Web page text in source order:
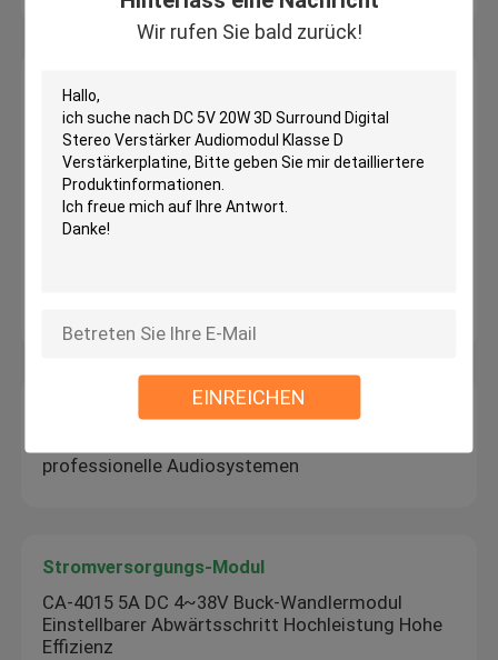
Wir rufen Sie bald zurück!
EINREICHEN
GSMSIM900 G/M drahtlose Daten Super-TC35I
des Entwicklungs-Brett-GPRS SMS
Modul-Mikro-SIM Card Core Quad Bands TTL
SIM800L GPRS G/M serielle Schnittstelle
Drahtloser Wifi Usb Modul SIM800 SIM800C zum
Verstärker-Board-Modul
professionelle Audiosystemen
Stromversorgungs-Modul
CA-4015 5A DC 4~38V Buck-Wandlermodul
Einstellbarer Abwärtsschritt Hochleistung Hohe
Effizienz